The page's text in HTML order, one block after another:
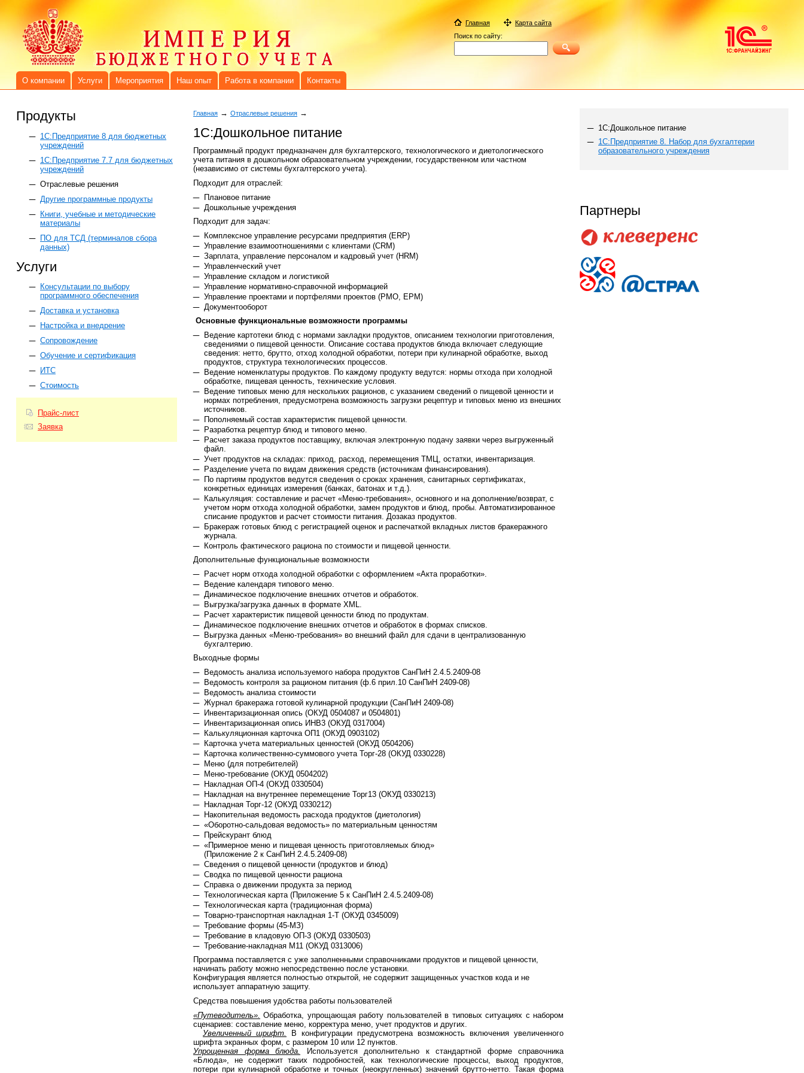
Главная
Карта сайта
Поиск по сайту:
О компании Услуги Мероприятия Наш опыт Работа в компании Контакты
Продукты
1C:Предприятие 8 для бюджетных
учреждений
1С:Предприятие 7.7 для бюджетных
учреждений
Отраслевые решения
Другие программные продукты
Книги, учебные и методические
материалы
ПО для ТСД (терминалов сбора
данных)
Услуги
Консультации по выбору
программного обеспечения
Доставка и установка
Настройка и внедрение
Сопровождение
Обучение и сертификация
ИТС
Стоимость
Прайс-лист
Заявка
Главная → Отраслевые решения →
1C:Дошкольное питание
Программный продукт предназначен для бухгалтерского, технологического и диетологического
учета питания в дошкольном образовательном учреждении, государственном или частном
(независимо от системы бухгалтерского учета).
Подходит для отраслей:
Плановое питание
Дошкольные учреждения
Подходит для задач:
Комплексное управление ресурсами предприятия (ERP)
Управление взаимоотношениями с клиентами (CRM)
Зарплата, управление персоналом и кадровый учет (HRM)
Управленческий учет
Управление складом и логистикой
Управление нормативно-справочной информацией
Управление проектами и портфелями проектов (PMO, EPM)
Документооборот
Основные функциональные возможности программы
Ведение картотеки блюд с нормами закладки продуктов, описанием технологии приготовления,
сведениями о пищевой ценности. Описание состава продуктов блюда включает следующие
сведения: нетто, брутто, отход холодной обработки, потери при кулинарной обработке, выход
продуктов, структура технологических процессов.
Ведение номенклатуры продуктов. По каждому продукту ведутся: нормы отхода при холодной
обработке, пищевая ценность, технические условия.
Ведение типовых меню для нескольких рационов, с указанием сведений о пищевой ценности и
нормах потребления, предусмотрена возможность загрузки рецептур и типовых меню из внешних
источников.
Пополняемый состав характеристик пищевой ценности.
Разработка рецептур блюд и типового меню.
Расчет заказа продуктов поставщику, включая электронную подачу заявки через выгруженный
файл.
Учет продуктов на складах: приход, расход, перемещения ТМЦ, остатки, инвентаризация.
Разделение учета по видам движения средств (источникам финансирования).
По партиям продуктов ведутся сведения о сроках хранения, санитарных сертификатах,
конкретных единицах измерения (банках, батонах и т.д.).
Калькуляция: составление и расчет «Меню-требования», основного и на дополнение/возврат, с
учетом норм отхода холодной обработки, замен продуктов и блюд, пробы. Автоматизированное
списание продуктов и расчет стоимости питания. Дозаказ продуктов.
Бракераж готовых блюд с регистрацией оценок и распечаткой вкладных листов бракеражного
журнала.
Контроль фактического рациона по стоимости и пищевой ценности.
Дополнительные функциональные возможности
Расчет норм отхода холодной обработки с оформлением «Акта проработки».
Ведение календаря типового меню.
Динамическое подключение внешних отчетов и обработок.
Выгрузка/загрузка данных в формате XML.
Расчет характеристик пищевой ценности блюд по продуктам.
Динамическое подключение внешних отчетов и обработок в формах списков.
Выгрузка данных «Меню-требования» во внешний файл для сдачи в централизованную
бухгалтерию.
Выходные формы
Ведомость анализа используемого набора продуктов СанПиН 2.4.5.2409-08
Ведомость контроля за рационом питания (ф.6 прил.10 СанПиН 2409-08)
Ведомость анализа стоимости
Журнал бракеража готовой кулинарной продукции (СанПиН 2409-08)
Инвентаризационная опись (ОКУД 0504087 и 0504801)
Инвентаризационная опись ИНВ3 (ОКУД 0317004)
Калькуляционная карточка ОП1 (ОКУД 0903102)
Карточка учета материальных ценностей (ОКУД 0504206)
Карточка количественно-суммового учета Торг-28 (ОКУД 0330228)
Меню (для потребителей)
Меню-требование (ОКУД 0504202)
Накладная ОП-4 (ОКУД 0330504)
Накладная на внутреннее перемещение Торг13 (ОКУД 0330213)
Накладная Торг-12 (ОКУД 0330212)
Накопительная ведомость расхода продуктов (диетология)
«Оборотно-сальдовая ведомость» по материальным ценностям
Прейскурант блюд
«Примерное меню и пищевая ценность приготовляемых блюд»
(Приложение 2 к СанПиН 2.4.5.2409-08)
Сведения о пищевой ценности (продуктов и блюд)
Сводка по пищевой ценности рациона
Справка о движении продукта за период
Технологическая карта (Приложение 5 к СанПиН 2.4.5.2409-08)
Технологическая карта (традиционная форма)
Товарно-транспортная накладная 1-Т (ОКУД 0345009)
Требование формы (45-МЗ)
Требование в кладовую ОП-3 (ОКУД 0330503)
Требование-накладная М11 (ОКУД 0313006)
Программа поставляется с уже заполненными справочниками продуктов и пищевой ценности,
начинать работу можно непосредственно после установки.
Конфигурация является полностью открытой, не содержит защищенных участков кода и не
использует аппаратную защиту.
Средства повышения удобства работы пользователей
«Путеводитель». Обработка, упрощающая работу пользователей в типовых ситуациях с набором
сценариев: составление меню, корректура меню, учет продуктов и других.
Увеличенный шрифт.
В конфигурации предусмотрена возможность включения увеличенного
шрифта экранных форм, с размером 10 или 12 пунктов.
Упрощенная форма блюда.
Используется дополнительно к стандартной форме справочника
«Блюда», не содержит таких подробностей, как технологические процессы, выход продуктов,
потери при кулинарной обработке и точных (неокругленных) значений брутто-нетто. Такая форма
1C:Дошкольное питание
1С:Предприятие 8. Набор для бухгалтерии
образовательного учреждения
Партнеры